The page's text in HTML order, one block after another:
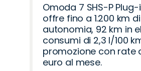
Omoda 7 SHS-P
offre fino a 1.200 km di
autonomia, 92 km in
consumi di 2,3 l/100
promozione con rate
euro al mese.